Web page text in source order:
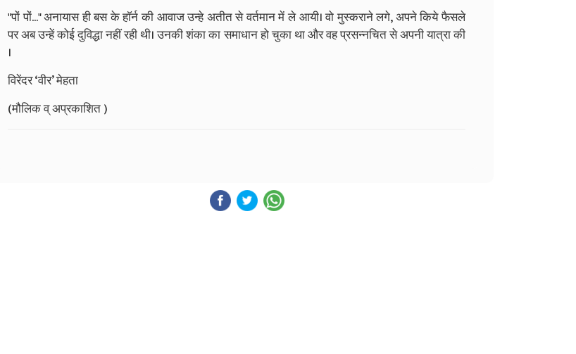
"पों पों..." अनायास ही बस के हाॅर्न की आवाज उन्हे अतीत से वर्तमान में ले आयी। वो मुस्कराने लगे, अपने किये फैसले
पर अब उन्हें कोई दुविद्धा नहीं रही थी। उनकी शंका का समाधान हो चुका था और वह प्रसन्नचित से अपनी यात्रा की
।
विरेंदर ‘वीर’ मेहता
(मौलिक व् अप्रकाशित )